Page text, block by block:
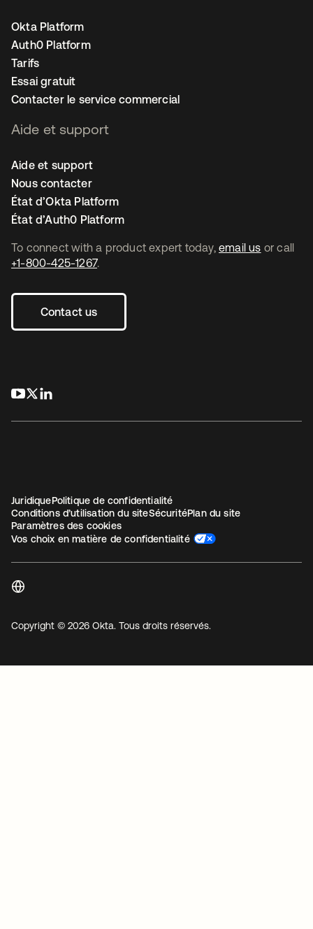
To connect with a product expert today, email us or call
+1-800-425-1267.
Contact us
s’ouvre dans un nouvel onglet
s’ouvre dans un nouvel onglet
Okta Platform
Auth0 Platform
Tarifs
Essai gratuit
Contacter le service commercial
Aide et support
Aide et support
Nous contacter
État d’Okta Platform
État d’Auth0 Platform
JuridiquePolitique de confidentialité
Conditions d’utilisation du siteSécuritéPlan du site
Paramètres des cookies
Vos choix en matière de confidentialité
Copyright © 2026 Okta. Tous droits réservés.